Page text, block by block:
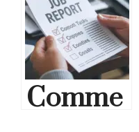
les
territoir
es
ruraux :
Comme